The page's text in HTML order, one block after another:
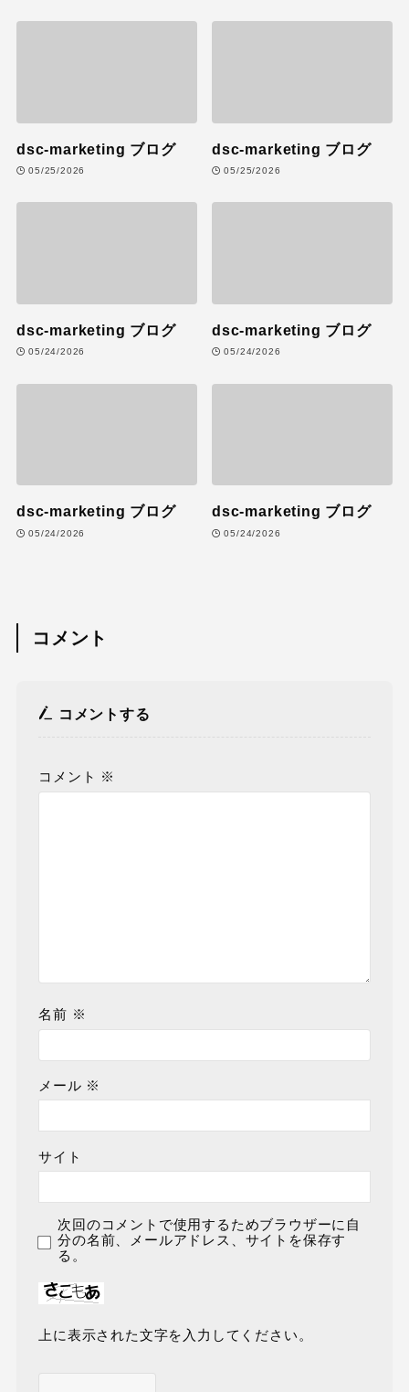
dsc-marketing ブログ
05/25/2026
dsc-marketing ブログ
05/25/2026
dsc-marketing ブログ
05/24/2026
dsc-marketing ブログ
05/24/2026
dsc-marketing ブログ
05/24/2026
dsc-marketing ブログ
05/24/2026
コメント
コメントする
コメント ※
名前 ※
メール ※
サイト
次回のコメントで使用するためブラウザーに自
分の名前、メールアドレス、サイトを保存す
る。
上に表示された文字を入力してください。